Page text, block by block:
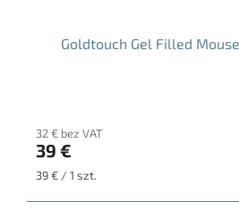
Goldtouch Gel Filled
32 € bez VAT
39 €
Cena
39 € / 1 szt.